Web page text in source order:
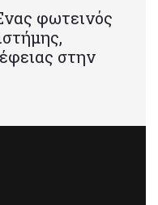
φωτεινός
στην